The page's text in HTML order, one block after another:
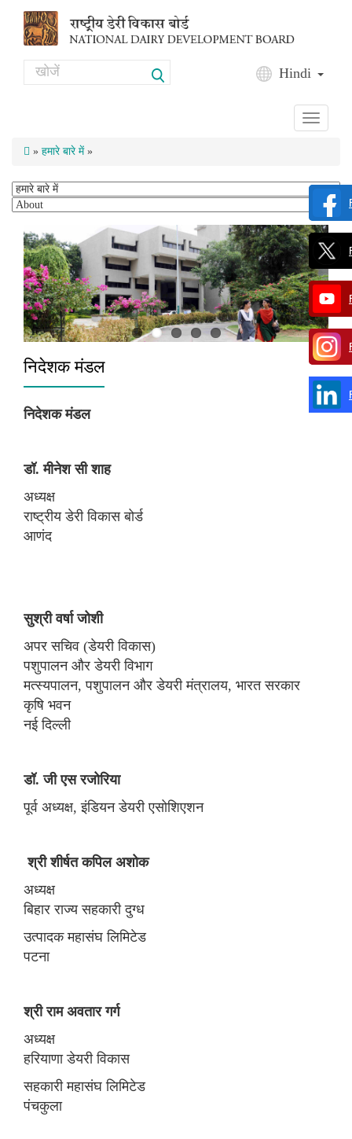
Search Hindi
Toggle
» हमारे बारे में»
निदेशक मंडल
निदेशक मंडल
डॉ.मीनेश सी शाह
अध्यक्ष
राष्‍ट्रीय डेरी विकास बोर्ड
आणंद
सुश्री वर्षा जोशी
अपर सचिव (डेयरी विकास)
पशुपालन और डेयरी विभाग
मत्स्यपालन, पशुपालन और डेयरी मंत्रालय, भारत सरकार
कृषि भवन
नई दिल्ली
डॉ. जी एस रजोरिया
पूर्व अध्यक्ष, इंडियन डेयरी एसोशिएशन
श्री शीर्षत कपिल अशोक
अध्यक्ष
बिहार राज्य सहकारी दुग्ध
उत्पादक महासंघ लिमिटेड
पटना
श्री राम अवतार गर्ग
अध्यक्ष
हरियाणा डेयरी विकास
सहकारी महासंघ लिमिटेड
पंचकुला